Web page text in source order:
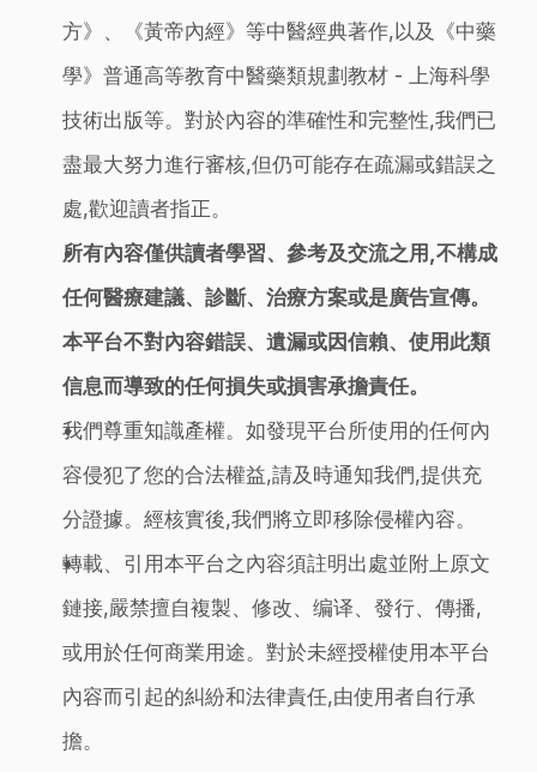
方》、《黃帝內經》等中醫經典著作,以及《中藥
學》普通高等教育中醫藥類規劃教材 - 上海科學
技術出版等。對於內容的準確性和完整性,我們已
盡最大努力進行審核,但仍可能存在疏漏或錯誤之
處,歡迎讀者指正。
所有內容僅供讀者學習、參考及交流之用,不構成
任何醫療建議、診斷、治療方案或是廣告宣傳。
本平台不對內容錯誤、遺漏或因信賴、使用此類
信息而導致的任何損失或損害承擔責任。
我們尊重知識產權。如發現平台所使用的任何內
容侵犯了您的合法權益,請及時通知我們,提供充
分證據。經核實後,我們將立即移除侵權內容。
轉載、引用本平台之內容須註明出處並附上原文
鏈接,嚴禁擅自複製、修改、编译、發行、傳播,
或用於任何商業用途。對於未經授權使用本平台
內容而引起的糾紛和法律責任,由使用者自行承
擔。